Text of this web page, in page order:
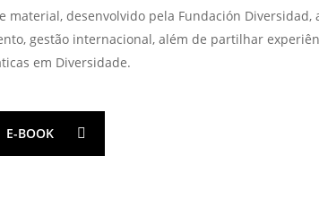
material, desenvolvido pela Fundación
gestão internacional, além de partilhar
em Diversidade.
E-BOOK